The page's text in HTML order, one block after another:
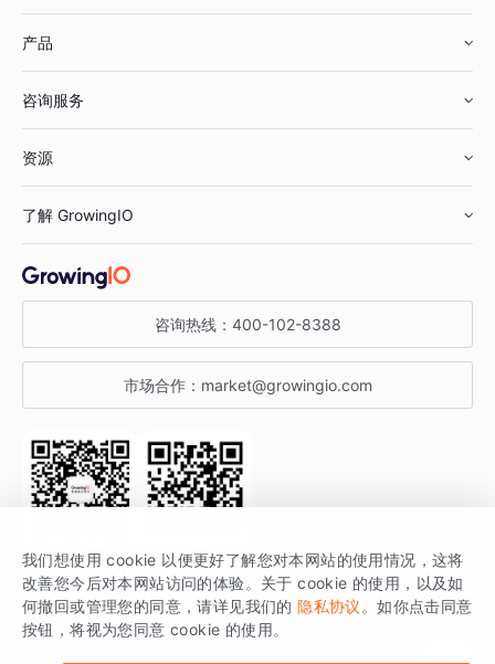
鞋服行业
汽车行业
金融行业
产品
智能运营
获客分析
咨询服务
资源
增长公开课
增长博客
开发者文档
SDK 文档
场景指南
了解 GrowingIO
关于 GrowingIO
增长大会
行业活动
咨询热线： 400-102-8388
市场合作： market@growingio.com
关注公众号 获取更多干货
GrowingIO 是专注于数据智能分析与增长的品牌，核心平台为 GrowingIO
分析云。
我们想使用 cookie 以便更好了解您对本网站的使用情况，这将
改善您今后对本网站访问的体验。关于 cookie 的使用，以及如
何撤回或管理您的同意，请详见我们的 隐私协议 。如你点击同意
按钮，将视为您同意 cookie 的使用。